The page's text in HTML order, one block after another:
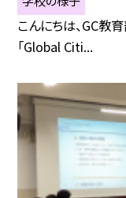
こんにちは、GC
「Global Citi...